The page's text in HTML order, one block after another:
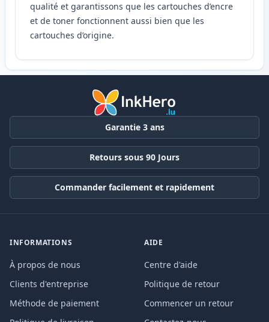
qualité et garantissons que les cartouches d’encre
et de toner fonctionnent aussi bien que les
cartouches d’origine.
Garantie 3 ans
Retours sous 90 Jours
Commander facilement et rapidement
INFORMATIONS
À propos de nous
Clients d'entreprise
Méthode de paiement
AIDE
Centre d'aide
Politique de retour
Commencer un retour